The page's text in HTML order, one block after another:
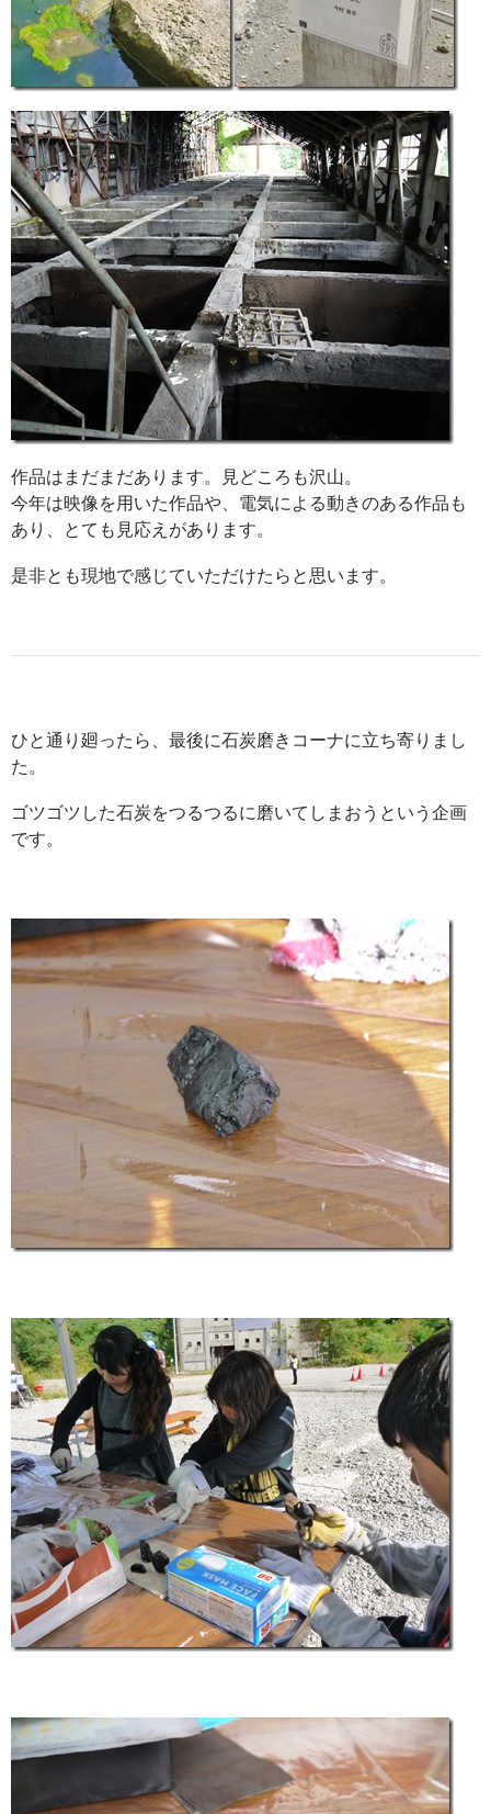
作品はまだまだあります。見どころも沢山。
今年は映像を用いた作品や、電気による動きのある作品も
あり、とても見応えがあります。
是非とも現地で感じていただけたらと思います。
ひと通り廻ったら、最後に石炭磨きコーナに立ち寄りまし
た。
ゴツゴツした石炭をつるつるに磨いてしまおうという企画
です。